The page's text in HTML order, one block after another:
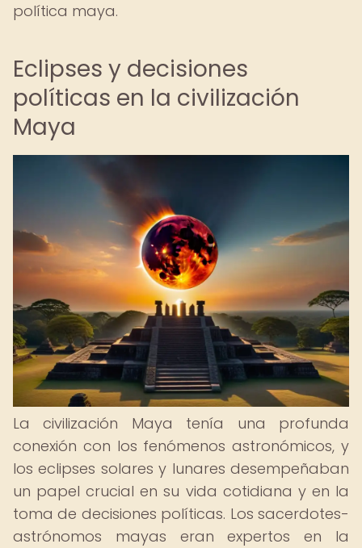
política maya.
Eclipses y decisiones
políticas en la civilización
Maya
La civilización Maya tenía una profunda
conexión con los fenómenos astronómicos, y
los eclipses solares y lunares desempeñaban
un papel crucial en su vida cotidiana y en la
toma de decisiones políticas. Los sacerdotes-
astrónomos mayas eran expertos en la